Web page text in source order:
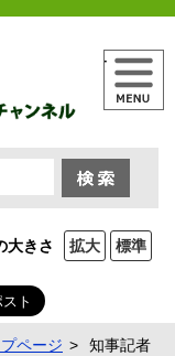
大きさ 拡大 標準
メニュー
ページ
知事記者